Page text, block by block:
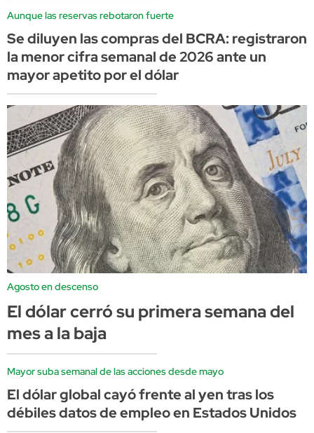
Aunque las reservas rebotaron fuerte
Se diluyen las compras del BCRA: registraron
la menor cifra semanal de 2026 ante un
mayor apetito por el dólar
Agosto en descenso
El dólar cerró su primera semana del
mes a la baja
Mayor suba semanal de las acciones desde mayo
El dólar global cayó frente al yen tras los
débiles datos de empleo en Estados Unidos